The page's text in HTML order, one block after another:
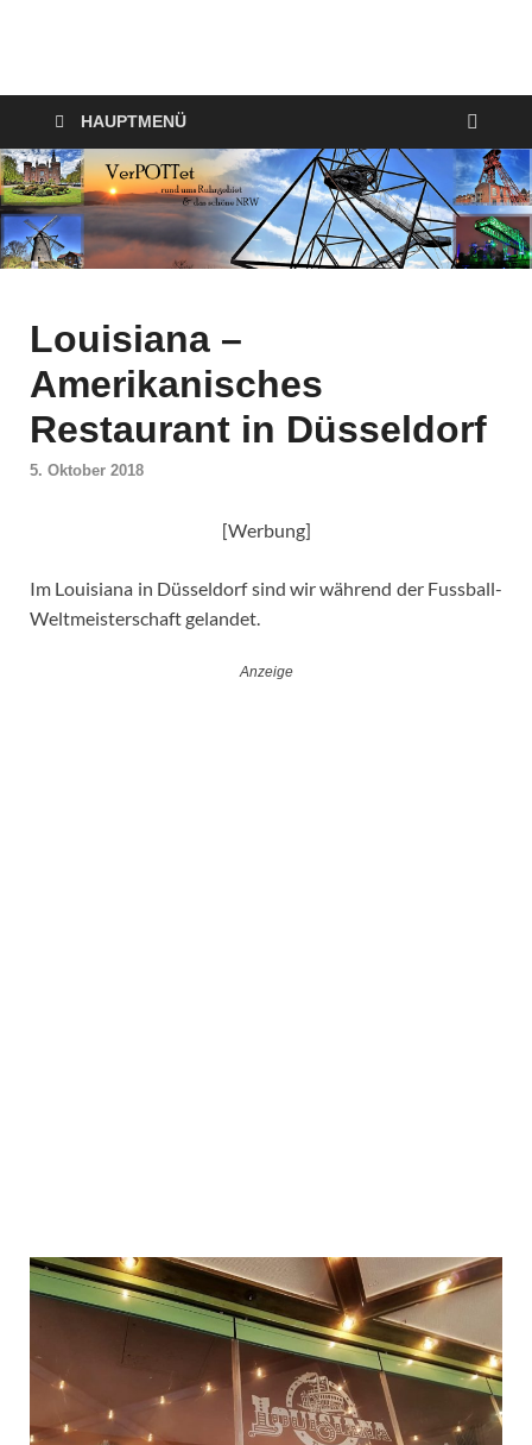
VerPOTTet
HAUPTMENÜ
Louisiana –
Amerikanisches
Restaurant in Düsseldorf
5. Oktober 2018
[Werbung]
Im Louisiana in Düsseldorf sind wir während der Fussball-
Weltmeisterschaft gelandet.